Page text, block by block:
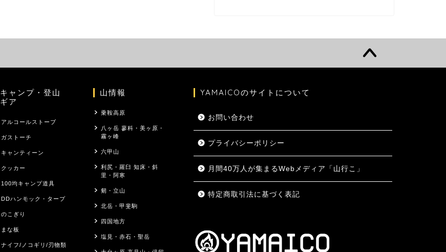
キャンプ・登山
ギア
アルコールストーブ
ガストーチ
キャンティーン
クッカー
100均キャンプ道具
DDハンモック・タープ
のこぎり
まな板
ナイフ/ノコギリ/刃物類
山情報
乗鞍高原
八ヶ岳 蓼科・美ヶ原・
霧ヶ峰
六甲山
利尻・羅臼 知床・斜
里・阿寒
剱・立山
北岳・甲斐駒
四国地方
塩見・赤石・聖岳
YAMAICOのサイトについて
お問い合わせ
プライバシーポリシー
月間40万人が集まるWebメディア「山行こ」
特定商取引法に基づく表記